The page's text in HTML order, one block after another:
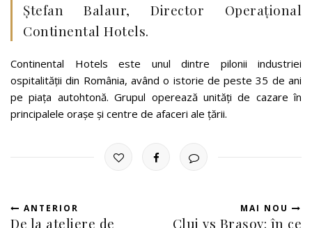
Ștefan Balaur, Director Operațional
Continental Hotels.
Continental Hotels este unul dintre pilonii industriei
ospitalității din România, având o istorie de peste 35 de ani
pe piața autohtonă. Grupul operează unități de cazare în
principalele orașe și centre de afaceri ale țării.
ANTERIOR
De la ateliere de
MAI NOU
Cluj vs Brașov: în ce